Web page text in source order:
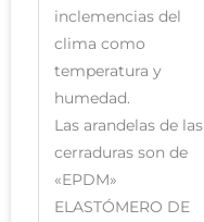
inclemencias del
clima como
temperatura y
humedad.
Las arandelas de las
cerraduras son de
«EPDM»
ELASTÓMERO DE